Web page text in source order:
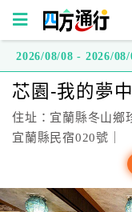
方
通
行
2026/08/08 - 2026/08/
芯園-我的夢
住址：宜蘭縣冬山鄉
宜蘭縣民宿020號｜